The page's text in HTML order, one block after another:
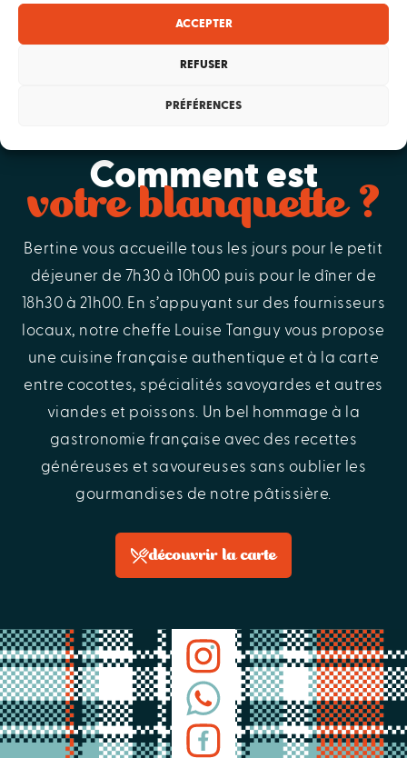
ACCEPTER
REFUSER
PRÉFÉRENCES
Comment est
votre blanquette ?
Bertine vous accueille tous les jours pour le petit
déjeuner de 7h30 à 10h00 puis pour le dîner de
18h30 à 21h00. En s’appuyant sur des fournisseurs
locaux, notre cheffe Louise Tanguy vous propose
une cuisine française authentique et à la carte
entre cocottes, spécialités savoyardes et autres
viandes et poissons. Un bel hommage à la
gastronomie française avec des recettes
généreuses et savoureuses sans oublier les
gourmandises de notre pâtissière.
découvrir la carte